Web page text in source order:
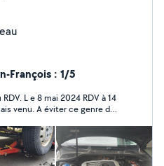
François : 1/5
L e 8 mai 2024 RDV à 14
venu. A éviter ce genre de